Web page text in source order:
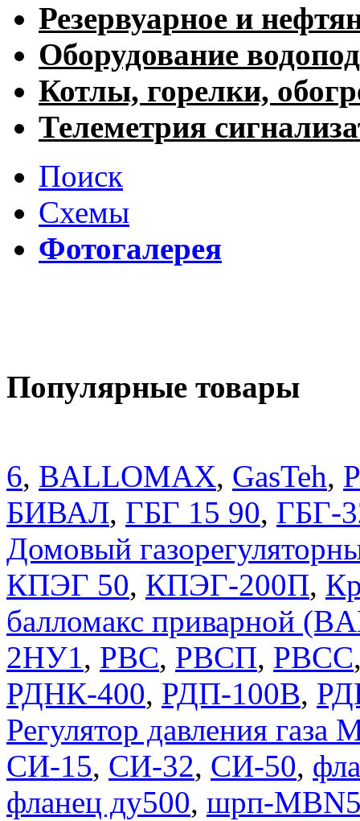
Резервуарное и
Оборудование
Котлы, горелки,
Телеметрия
Поиск
Схемы
Фотогалерея
Популярные товары
6, BALLOMAX, GasTeh,
БИВАЛ, ГБГ 15 90, ГБГ-
Домовый
КПЭГ 50, КПЭГ-200П,
балломакс приварной
2НУ1, РВС, РВСП, РВСС
РДНК-400, РДП-100В,
Регулятор давления газа
СИ-15, СИ-32, СИ-50,
фланец ду500, шрп-